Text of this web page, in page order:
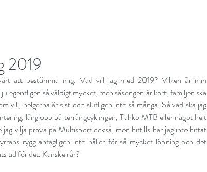
2019
att bestämma mig. Vad vill jag med 2019? Vilken är min
egentligen så väldigt mycket, men säsongen är kort, familjen ska
vill, helgerna är sist och slutligen inte så många. Så vad ska jag
långlopp på terrängcyklingen, Tahko MTB eller något helt
jag vilja prova på Multisport också, men hittills har jag inte hittat
rygg antagligen inte håller för så mycket löpning och det
tid för det. Kanske i år?